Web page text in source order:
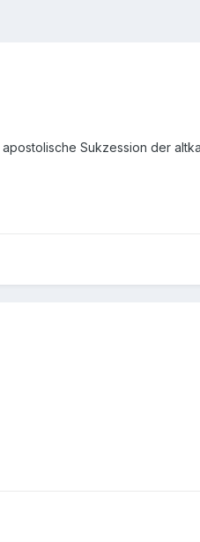
Sukzession der